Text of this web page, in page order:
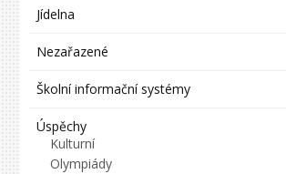
Jídelna
Nezařazené
Školní informační systémy
Úspěchy
Kulturní
Olympiády